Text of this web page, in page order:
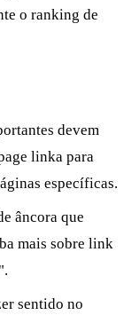
o ranking de
devem
linka para
específicas.
âncora que
mais sobre link
sentido no